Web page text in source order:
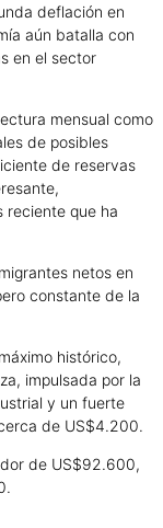
deflación en
aún batalla con
en el sector
mensual como
de posibles
de reservas
reciente que ha
netos en
constante de la
histórico,
impulsada por la
y un fuerte
de US$4.200.
de US$92.600,